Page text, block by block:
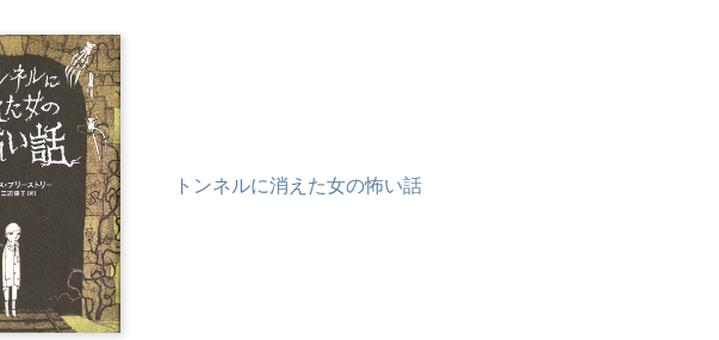
トンネルに消えた女の怖い話